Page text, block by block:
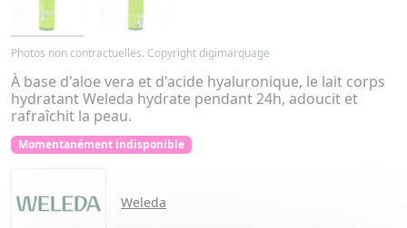
Photos non contractuelles. Copyright digimarquage
À base d'aloe vera et d'acide hyaluronique, le lait corps
hydratant Weleda hydrate pendant 24h, adoucit et
rafraîchit la peau.
Momentanément indisponible
Weleda